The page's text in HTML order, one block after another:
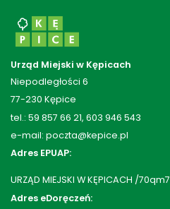
Urząd Miejski w Kępicach
Niepodległości 6
77-230 Kępice
tel.: 59 857 66 21, 603 946 543
e-mail: poczta@kepice.pl
Adres EPUAP:
URZĄD MIEJSKI W KĘPICACH /
Adres eDoręczeń: